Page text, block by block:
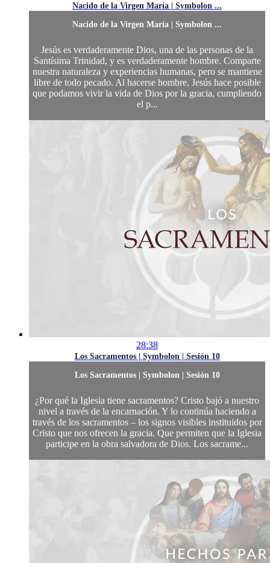
Nacido de la Virgen María | Symbolon ...
Nacido de la Virgen María | Symbolon ...
Jesús es verdaderamente Dios, una de las personas de la
Santísima Trinidad, y es verdaderamente hombre. Comparte
nuestra naturaleza y experiencias humanas, pero se mantiene
libre de todo pecado. Al hacerse hombre, Jesús hace posible
que podamos vivir la vida de Dios por la gracia, cumpliendo
el p...
28:38
Los Sacramentos | Symbolon | Sesión 10
Los Sacramentos | Symbolon | Sesión 10
¿Por qué la Iglesia tiene sacramentos? Cristo bajó a nuestro
nivel a través de la encarnación. Y lo continúa haciendo a
través de los sacramentos – los signos visibles instituidos por
Cristo que nos ofrecen la gracia. Que permiten que la Iglesia
participe en la obra salvadora de Dios. Los sacrame...